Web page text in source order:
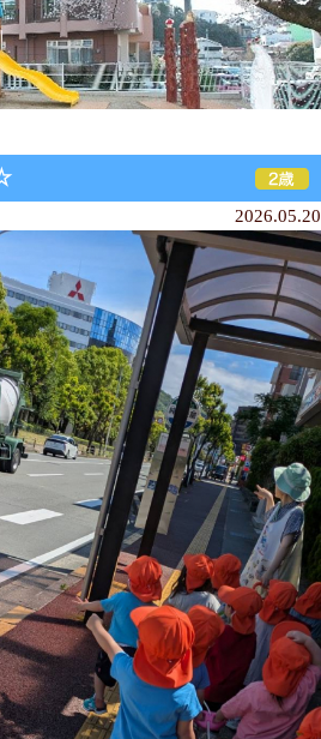
2026.05.20